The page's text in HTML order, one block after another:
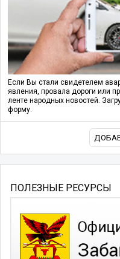
Если Вы стали свидетелем
явления, провала дороги или
ленте народных новостей.
форму.
ПОЛЕЗНЫЕ РЕСУРСЫ